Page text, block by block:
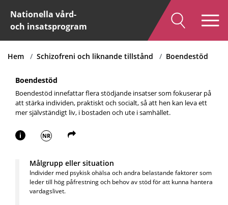
Nationella vård-
och insatsprogram
Hem Schizofreni och liknande tillstånd Boendestöd
Boendestöd
Boendestöd innefattar flera stödjande insatser som fokuserar på
att stärka individen, praktiskt och socialt, så att hen kan leva ett
mer självständigt liv, i bostaden och ute i samhället.
i NR
Målgrupp eller situation
Individer med psykisk ohälsa och andra belastande faktorer som
leder till hög påfrestning och behov av stöd för att kunna hantera
vardagslivet.